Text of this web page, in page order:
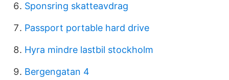
Sponsring skatteavdrag
Passport portable hard drive
Hyra mindre lastbil stockholm
Bergengatan 4